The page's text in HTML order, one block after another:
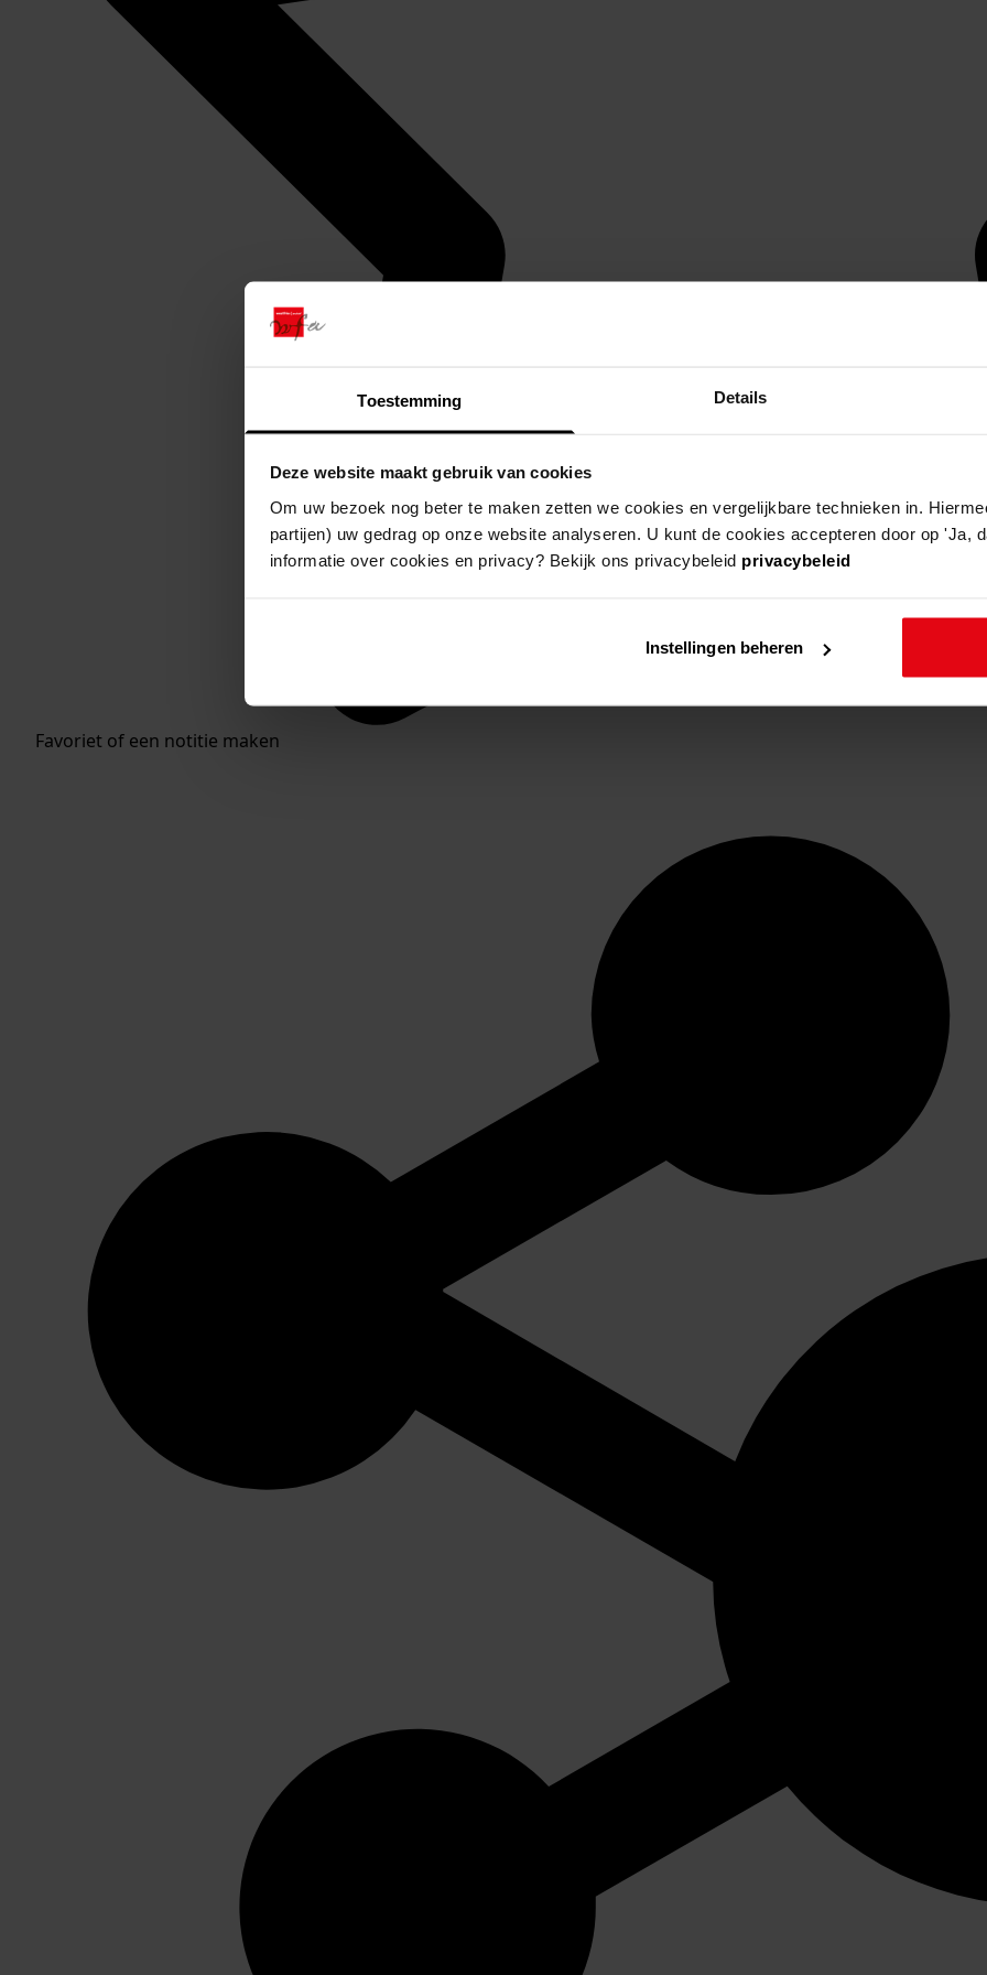
Toestemming Details
Deze website maakt gebruik van cookies
Om uw bezoek nog beter te maken zetten we cookies en vergelijkbare technieken in.
partijen) uw gedrag op onze website analyseren. U kunt de cookies accepteren door op 'Ja,
informatie over cookies en privacy? Bekijk ons privacybeleid privacybeleid
Instellingen beheren
Favoriet of een notitie maken